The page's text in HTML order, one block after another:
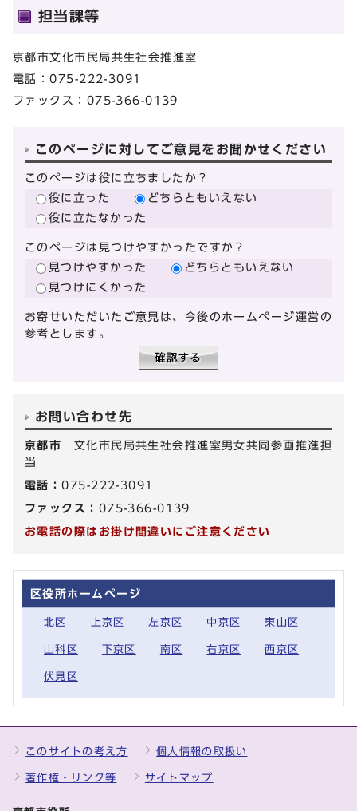
担当課等
京都市文化市民局共生社会推進室
電話：075-222-3091
ファックス：075-366-0139
このページに対してご意見をお聞かせください
このページは役に立ちましたか？
役に立った
どちらともいえない
役に立たなかった
このページは見つけやすかったですか？
見つけやすかった
どちらともいえない
見つけにくかった
お寄せいただいたご意見は、今後のホームページ運営の
参考とします。
お問い合わせ先
京都市 文化市民局共生社会推進室男女共同参画推進担
当
電話：075-222-3091
ファックス： 075-366-0139
お電話の際はお掛け間違いにご注意ください
区役所ホームページ
北区 上京区 左京区 中京区 東山区
山科区 下京区 南区 右京区 西京区
伏見区
このサイトの考え方 個人情報の取扱い
著作権・リンク等 サイトマップ